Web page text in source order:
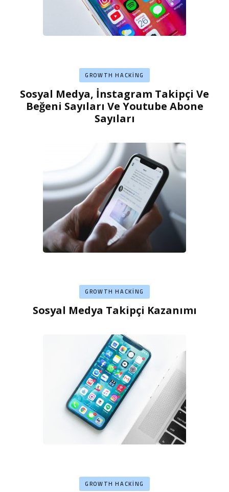
GROWTH HACKING
Sosyal Medya, İnstagram Takipçi Ve
Beğeni Sayıları Ve Youtube Abone
Sayıları
GROWTH HACKING
Sosyal Medya Takipçi Kazanımı
GROWTH HACKING